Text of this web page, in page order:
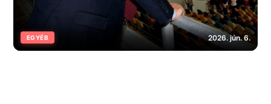
EGYÉB 2026. jún. 6.